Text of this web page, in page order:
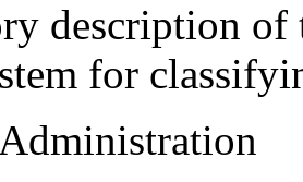
description of
for